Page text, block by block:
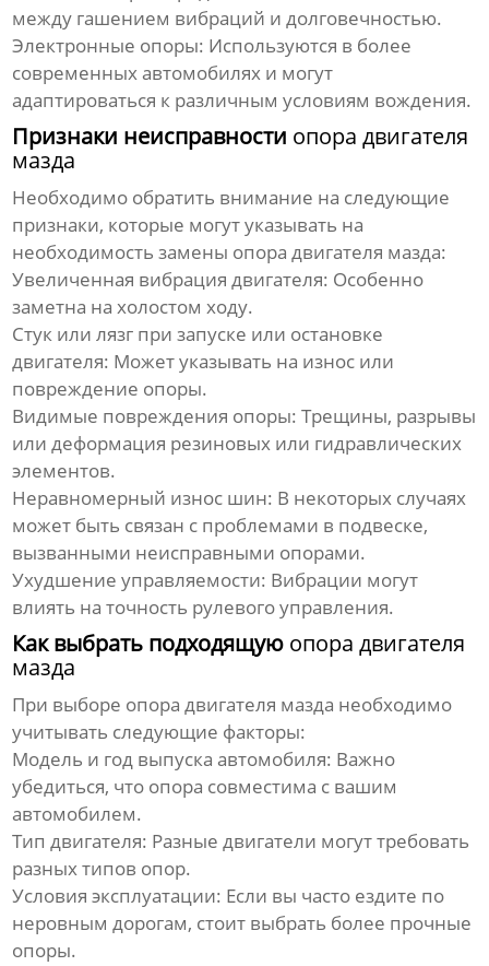
между гашением вибраций и долговечностью.
Электронные опоры: Используются в более
современных автомобилях и могут
адаптироваться к различным условиям вождения.
Признаки неисправности опора двигателя
мазда
Необходимо обратить внимание на следующие
признаки, которые могут указывать на
необходимость замены опора двигателя мазда:
Увеличенная вибрация двигателя: Особенно
заметна на холостом ходу.
Стук или лязг при запуске или остановке
двигателя: Может указывать на износ или
повреждение опоры.
Видимые повреждения опоры: Трещины, разрывы
или деформация резиновых или гидравлических
элементов.
Неравномерный износ шин: В некоторых случаях
может быть связан с проблемами в подвеске,
вызванными неисправными опорами.
Ухудшение управляемости: Вибрации могут
влиять на точность рулевого управления.
Как выбрать подходящую опора двигателя
мазда
При выборе опора двигателя мазда необходимо
учитывать следующие факторы:
Модель и год выпуска автомобиля: Важно
убедиться, что опора совместима с вашим
автомобилем.
Тип двигателя: Разные двигатели могут требовать
разных типов опор.
Условия эксплуатации: Если вы часто ездите по
неровным дорогам, стоит выбрать более прочные
опоры.